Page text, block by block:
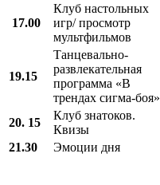
17.00
Клуб настольных
игр/ просмотр
мультфильмов
19.15
Танцевально-
развлекательная
программа «В
трендах сигма-боя»
20. 15
Клуб знатоков.
Квизы
21.30
Эмоции дня